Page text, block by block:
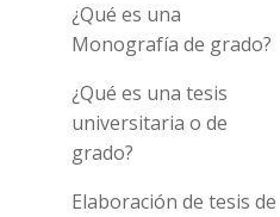
¿Qué es una
Monografía de grado?
¿Qué es una tesis
universitaria o de
grado?
Elaboración de tesis de